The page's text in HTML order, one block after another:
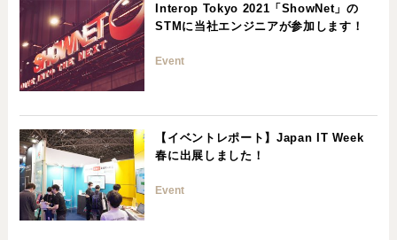
Interop Tokyo 2021「ShowNet」の
STMに当社エンジニアが参加します！
Event
【イベントレポート】Japan IT Week
春に出展しました！
Event